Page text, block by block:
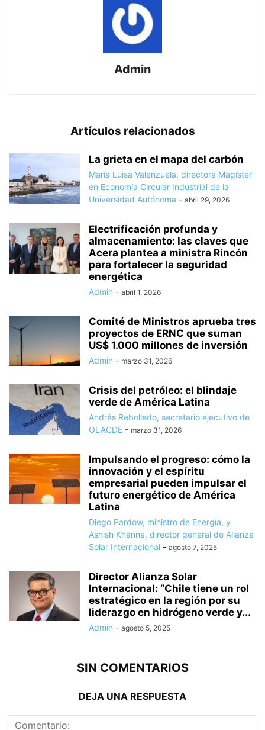
Admin
Artículos relacionados
La grieta en el mapa del carbón
María Luisa Valenzuela, directora Magíster
en Economía Circular Industrial de la
Universidad Autónoma - abril 29, 2026
Electrificación profunda y
almacenamiento: las claves que
Acera plantea a ministra Rincón
para fortalecer la seguridad
energética
Admin - abril 1, 2026
Comité de Ministros aprueba tres
proyectos de ERNC que suman
US$ 1.000 millones de inversión
Admin - marzo 31, 2026
Crisis del petróleo: el blindaje
verde de América Latina
Andrés Rebolledo, secretario ejecutivo de
OLACDE - marzo 31, 2026
Impulsando el progreso: cómo la
innovación y el espíritu
empresarial pueden impulsar el
futuro energético de América
Latina
Diego Pardow, ministro de Energía, y
Ashish Khanna, director general de Alianza
Solar Internacional - agosto 7, 2025
Director Alianza Solar
Internacional: “Chile tiene un rol
estratégico en la región por su
liderazgo en hidrógeno verde y...
Admin - agosto 5, 2025
SIN COMENTARIOS
DEJA UNA RESPUESTA